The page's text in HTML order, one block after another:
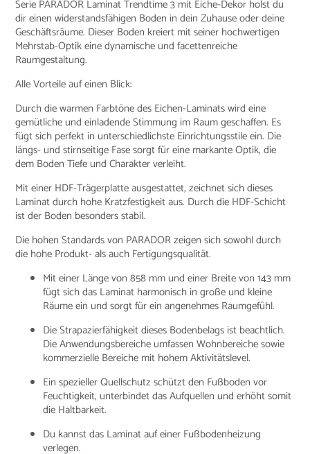
Serie PARADOR Laminat Trendtime 3 mit Eiche-Dekor holst du
dir einen widerstandsfähigen Boden in dein Zuhause oder deine
Geschäftsräume. Dieser Boden kreiert mit seiner hochwertigen
Mehrstab-Optik eine dynamische und facettenreiche
Raumgestaltung.
Alle Vorteile auf einen Blick:
Durch die warmen Farbtöne des Eichen-Laminats wird eine
gemütliche und einladende Stimmung im Raum geschaffen. Es
fügt sich perfekt in unterschiedlichste Einrichtungsstile ein. Die
längs- und stirnseitige Fase sorgt für eine markante Optik, die
dem Boden Tiefe und Charakter verleiht.
Mit einer HDF-Trägerplatte ausgestattet, zeichnet sich dieses
Laminat durch hohe Kratzfestigkeit aus. Durch die HDF-Schicht
ist der Boden besonders stabil.
Die hohen Standards von PARADOR zeigen sich sowohl durch
die hohe Produkt- als auch Fertigungsqualität.
Mit einer Länge von 858 mm und einer Breite von 143 mm
fügt sich das Laminat harmonisch in große und kleine
Räume ein und sorgt für ein angenehmes Raumgefühl.
Die Strapazierfähigkeit dieses Bodenbelags ist beachtlich.
Die Anwendungsbereiche umfassen Wohnbereiche sowie
kommerzielle Bereiche mit hohem Aktivitätslevel.
Ein spezieller Quellschutz schützt den Fußboden vor
Feuchtigkeit, unterbindet das Aufquellen und erhöht somit
die Haltbarkeit.
Du kannst das Laminat auf einer Fußbodenheizung
verlegen.